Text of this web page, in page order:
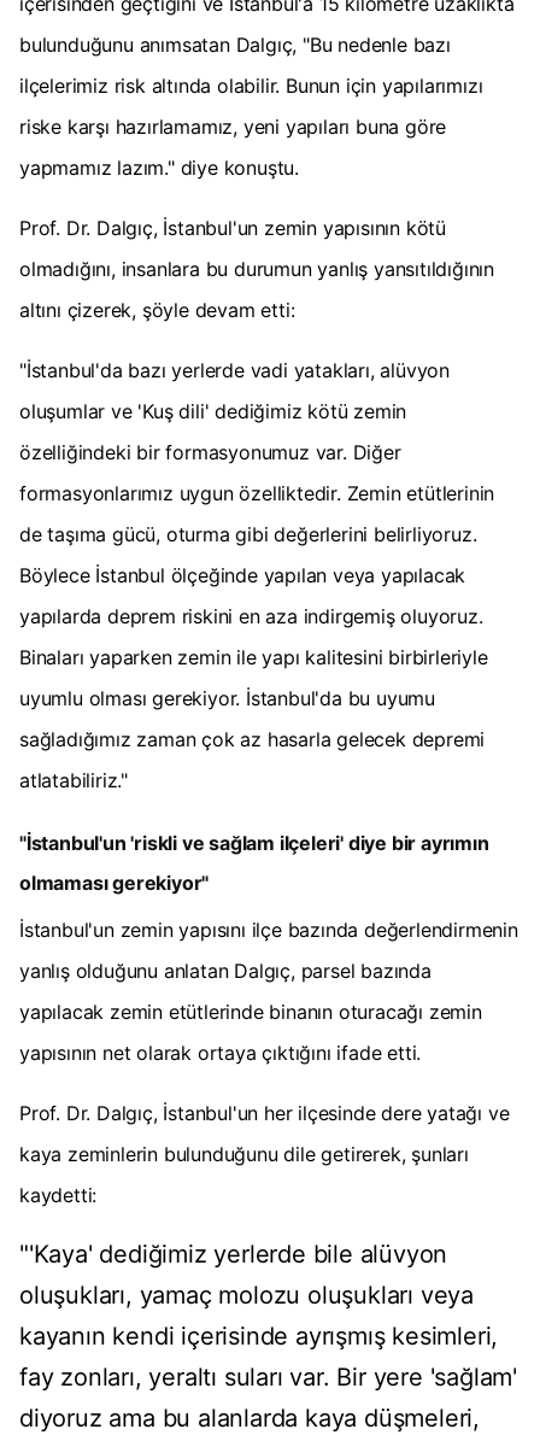
bulunduğunu anımsatan Dalgıç, "Bu nedenle bazı
ilçelerimiz risk altında olabilir. Bunun için yapılarımızı
riske karşı hazırlamamız, yeni yapıları buna göre
yapmamız lazım." diye konuştu.
Prof. Dr. Dalgıç, İstanbul'un zemin yapısının kötü
olmadığını, insanlara bu durumun yanlış yansıtıldığının
altını çizerek, şöyle devam etti:
"İstanbul'da bazı yerlerde vadi yatakları, alüvyon
oluşumlar ve 'Kuş dili' dediğimiz kötü zemin
özelliğindeki bir formasyonumuz var. Diğer
formasyonlarımız uygun özelliktedir. Zemin etütlerinin
de taşıma gücü, oturma gibi değerlerini belirliyoruz.
Böylece İstanbul ölçeğinde yapılan veya yapılacak
yapılarda deprem riskini en aza indirgemiş oluyoruz.
Binaları yaparken zemin ile yapı kalitesini birbirleriyle
uyumlu olması gerekiyor. İstanbul'da bu uyumu
sağladığımız zaman çok az hasarla gelecek depremi
atlatabiliriz."
"İstanbul'un 'riskli ve sağlam ilçeleri' diye bir ayrımın
olmaması gerekiyor"
İstanbul'un zemin yapısını ilçe bazında değerlendirmenin
yanlış olduğunu anlatan Dalgıç, parsel bazında
yapılacak zemin etütlerinde binanın oturacağı zemin
yapısının net olarak ortaya çıktığını ifade etti.
Prof. Dr. Dalgıç, İstanbul'un her ilçesinde dere yatağı ve
kaya zeminlerin bulunduğunu dile getirerek, şunları
kaydetti:
"'Kaya' dediğimiz yerlerde bile alüvyon
oluşukları, yamaç molozu oluşukları veya
kayanın kendi içerisinde ayrışmış kesimleri,
fay zonları, yeraltı suları var. Bir yere 'sağlam'
diyoruz ama bu alanlarda kaya düşmeleri,